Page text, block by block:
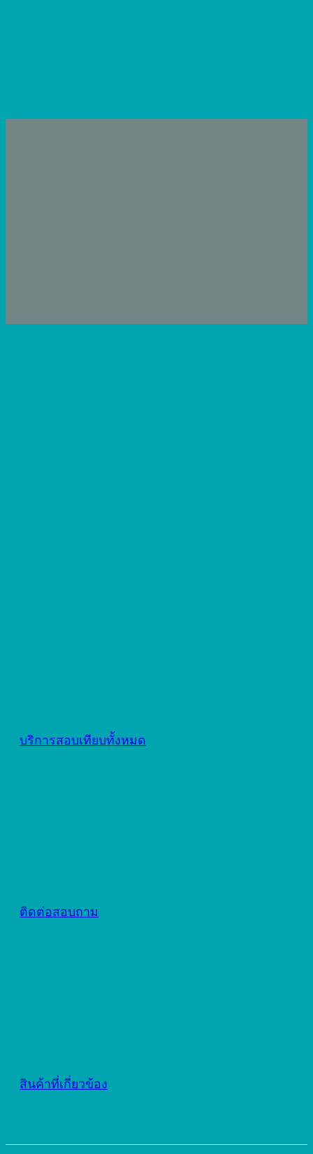
บริการสอบเทียบทั้งหมด
ติดต่อสอบถาม
สินค้าที่เกี่ยวข้อง